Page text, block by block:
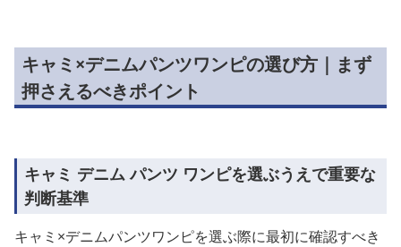
キャミ×デニムパンツワンピの選び方｜まず
押さえるべきポイント
キャミ デニム パンツ ワンピを選ぶうえで重要な
判断基準
キャミ×デニムパンツワンピを選ぶ際に最初に確認すべき